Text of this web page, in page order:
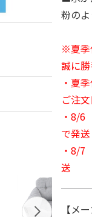
粉の
※夏季
誠に
・夏
ご注
・8/6
で発送
・8/7
送
【メ